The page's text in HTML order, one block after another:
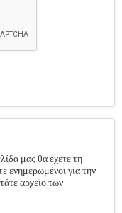
μας θα έχετε τη
ενημερωμένοι για την
αρχείο των